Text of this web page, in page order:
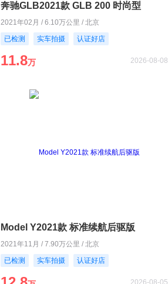
奔驰GLB2021款 GLB 200 时尚型
2021年02月 / 6.10万公里 / 北京
已检测
实车拍摄 认证好店
11.8万 2026-08-08
Model Y2021款 标准续航后驱版
2021年11月 / 7.90万公里 / 北京
已检测
实车拍摄 认证好店
2026-08-05